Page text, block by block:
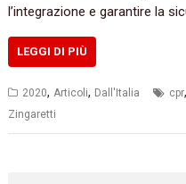
l’integrazione e garantire la
LEGGI DI PIÙ
2020,Articoli, Dall'Italia cpr,
Zingaretti